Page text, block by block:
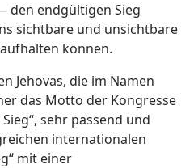
den endgültigen Sieg
sichtbare und unsichtbare
können.
Jehovas, die im Namen
das Motto der Kongresse
sehr passend und
internationalen
mit einer